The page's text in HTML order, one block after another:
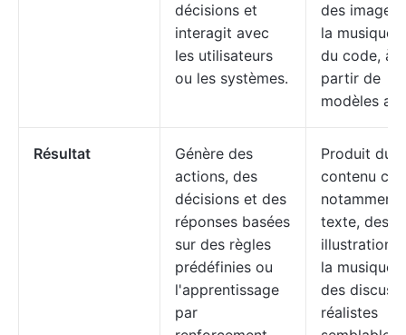
décisions et
interagit avec
les utilisateurs
ou les systèmes.
des
la musique
du code, à
partir de
modèles
Résultat
Génère des
actions, des
décisions et des
réponses basées
sur des règles
prédéfinies ou
l'apprentissage
par
Produit du
contenu
notamment
texte, des
la musique
des
réalistes